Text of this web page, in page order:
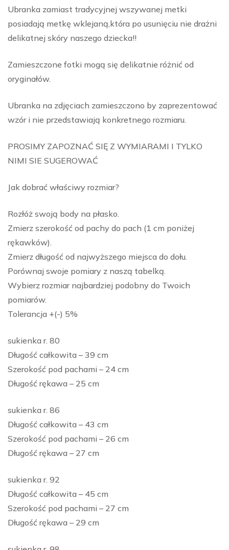
Ubranka zamiast tradycyjnej wszywanej metki
posiadają metkę wklejaną,która po usunięciu nie drażni
delikatnej skóry naszego dziecka!!
Zamieszczone fotki mogą się delikatnie różnić od
oryginałów.
Ubranka na zdjęciach zamieszczono by zaprezentować
wzór i nie przedstawiają konkretnego rozmiaru.
PROSIMY ZAPOZNAĆ SIĘ Z WYMIARAMI I TYLKO
NIMI SIE SUGEROWAĆ
Jak dobrać właściwy rozmiar?
Rozłóż swoją body na płasko.
Zmierz szerokość od pachy do pach (1 cm poniżej
rękawków).
Zmierz długość od najwyższego miejsca do dołu.
Porównaj swoje pomiary z naszą tabelką.
Wybierz rozmiar najbardziej podobny do Twoich
pomiarów.
Tolerancja +(-) 5%
sukienka r. 80
Długość całkowita – 39 cm
Szerokość pod pachami – 24 cm
Długość rękawa – 25 cm
sukienka r. 86
Długość całkowita – 43 cm
Szerokość pod pachami – 26 cm
Długość rękawa – 27 cm
sukienka r. 92
Długość całkowita – 45 cm
Szerokość pod pachami – 27 cm
Długość rękawa – 29 cm